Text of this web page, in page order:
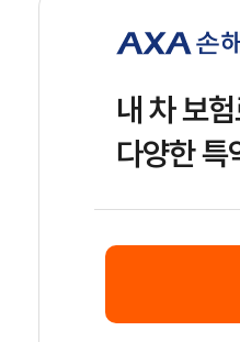
내 차 보
다양한 특